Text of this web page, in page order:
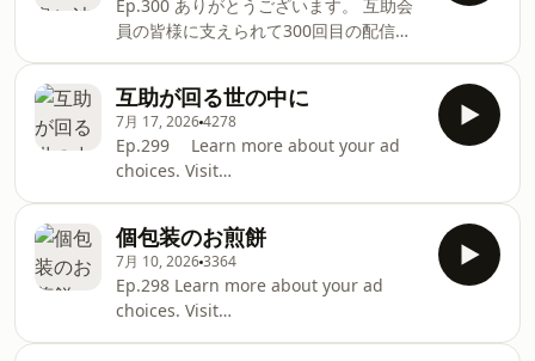
Ep.300 ありがとうございます。 互助会
員の皆様に支えられて300回目の配信で
としたら83回分ぐらいですが、、、 これ
からもどうぞよろしくお願いします。
Learn more about your ad choices.
Visit podcastchoices.com/adchoices
互助が回る世の中に
7月 17, 20264278
Ep.299 Learn more about your ad
choices. Visit
個包装のお煎餅
7月 10, 20263364
Ep.298 Learn more about your ad
choices. Visit